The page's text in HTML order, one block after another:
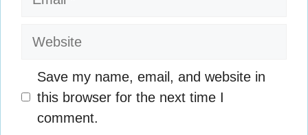
Website
Save my name, email, and website in
this browser for the next time I
comment.